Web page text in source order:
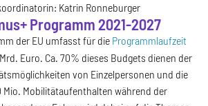
Katrin Ronneburger
Programm 2021-2027
der EU umfasst für die Programmlaufzeit
Euro. Ca. 70% dieses Budgets dienen der
von Einzelpersonen und die
Mio. Mobilitätaufenthalten während der